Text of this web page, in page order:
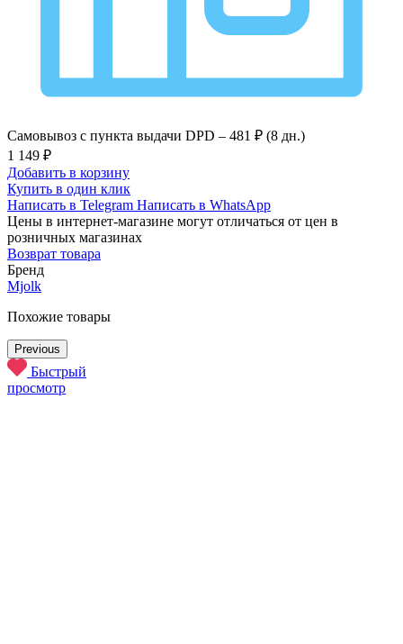
Самовывоз с пункта выдачи DPD – 481 ₽ (8 дн.)
1 149 ₽
Добавить в корзину
Купить в один клик
Написать в Telegram Написать в WhatsApp
Цены в интернет-магазине могут отличаться от цен в
розничных магазинах
Возврат товара
Бренд
Mjolk
Похожие товары
Previous